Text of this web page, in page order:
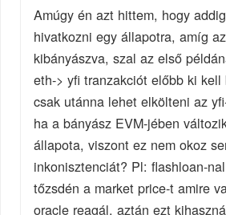
Amúgy én azt hittem, hogy
hivatkozni egy állapotra, amíg
kibányászva, szal az első
eth-> yfi tranzakciót előbb ki
csak utánna lehet elkölteni az
ha a bányász EVM-jében
állapota, viszont ez nem okoz
inkonisztenciát? Pl: flashloan-
tőzsdén a market price-t amire
oracle reagál, aztán ezt